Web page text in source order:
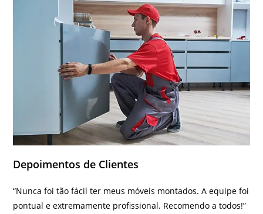
Depoimentos de Clientes
“Nunca foi tão fácil ter meus móveis montados. A equipe foi
pontual e extremamente profissional. Recomendo a todos!”